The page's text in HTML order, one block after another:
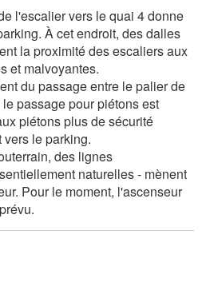
l'escalier vers le quai 4 donne
À cet endroit, des dalles
la proximité des escaliers aux
et malvoyantes.
du passage entre le palier de
passage pour piétons est
piétons plus de sécurité
le parking.
des lignes
naturelles - mènent
Pour le moment, l'ascenseur